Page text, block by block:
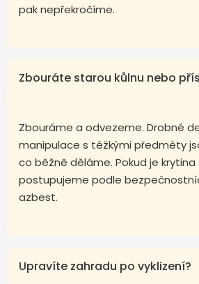
pak nepřekročíme.
Zbouráte starou kůlnu nebo
Zbouráme a odvezeme. Drobné
manipulace s těžkými předměty
co běžně děláme. Pokud je
postupujeme podle
azbest.
Upravíte zahradu po vyklizení?